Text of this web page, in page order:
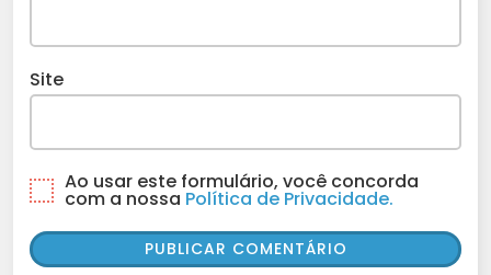
Site
Ao usar este formulário, você concorda
com a nossa Política de Privacidade.